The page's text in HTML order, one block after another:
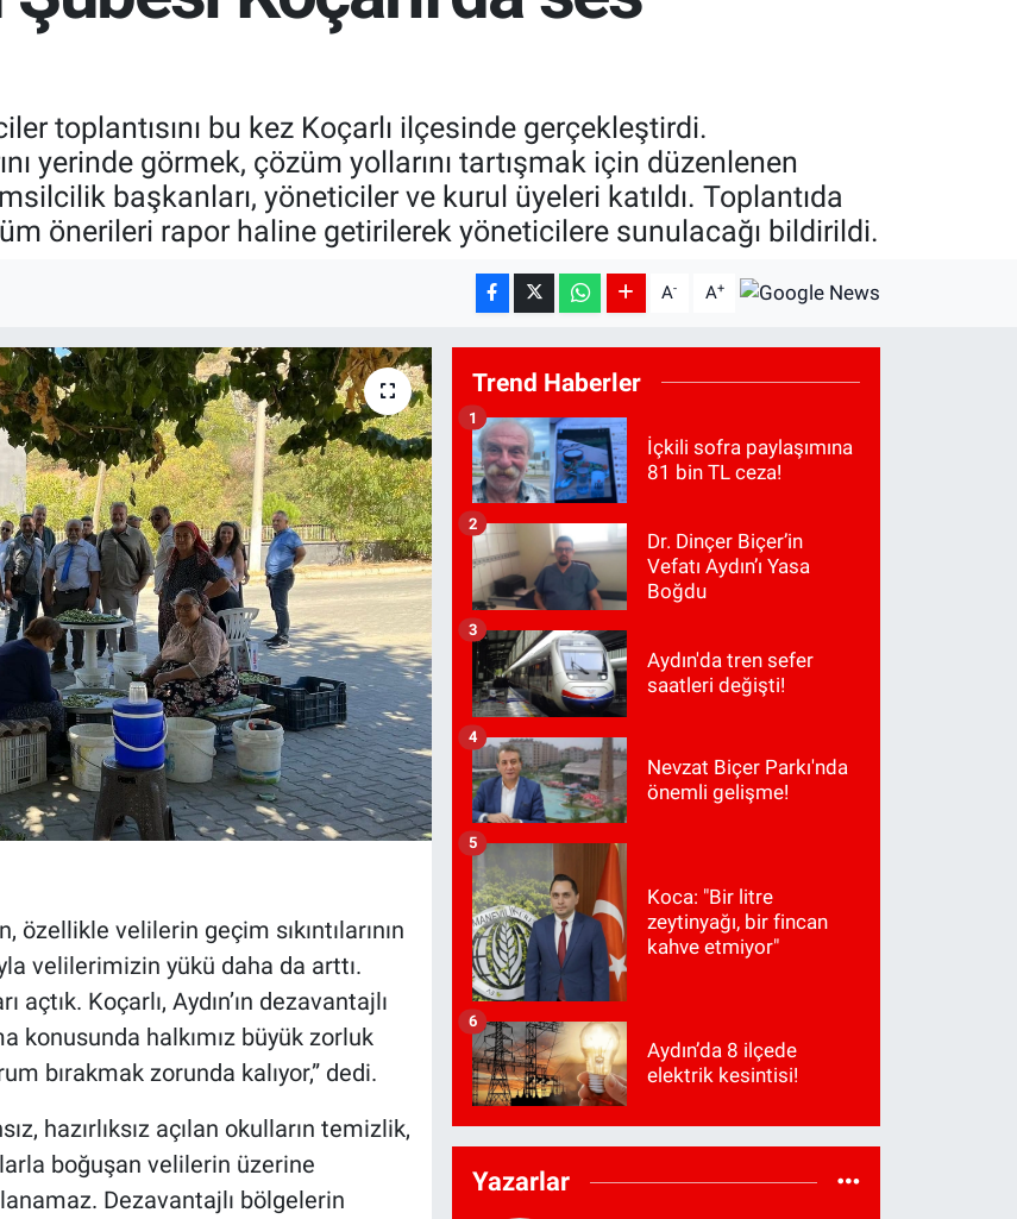
toplantısını bu kez Koçarlı ilçesinde gerçekleştirdi.
yerinde görmek, çözüm yollarını tartışmak için düzenlenen
başkanları, yöneticiler ve kurul üyeleri katıldı. Toplantıda
önerileri rapor haline getirilerek yöneticilere sunulacağı bildirildi.
A- A+
özellikle velilerin geçim sıkıntılarının
velilerimizin yükü daha da arttı.
Koçarlı, Aydın’ın dezavantajlı
konusunda halkımız büyük zorluk
bırakmak zorunda kalıyor,” dedi.
hazırlıksız açılan okulların temizlik,
boğuşan velilerin üzerine
Dezavantajlı bölgelerin
Trend Haberler
İçkili sofra paylaşımına
81 bin TL ceza!
1
Dr. Dinçer Biçer’in
Vefatı Aydın’ı Yasa
Boğdu
2
Aydın'da tren sefer
saatleri değişti!
3
Nevzat Biçer Parkı'nda
önemli gelişme!
4
Koca: "Bir litre
zeytinyağı, bir fincan
kahve etmiyor"
5
Aydın’da 8 ilçede
elektrik kesintisi!
6
Yazarlar